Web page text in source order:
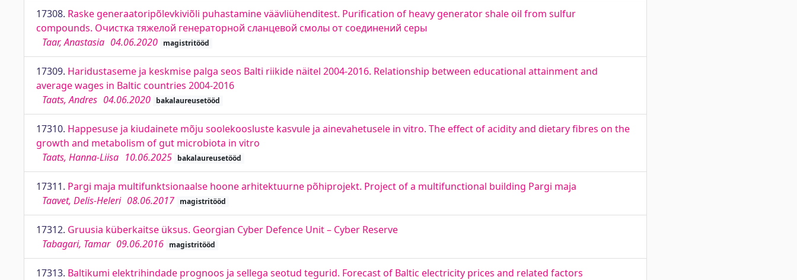
17308. Raske generaatoripõlevkiviõli puhastamine väävliühenditest. Purification of heavy generator shale oil from sulfur
compounds. Очистка тяжелой генераторной сланцевой смолы от соединений серы
Taar, Anastasia 04.06.2020 magistritööd
17309. Haridustaseme ja keskmise palga seos Balti riikide näitel 2004-2016. Relationship between educational attainment and
average wages in Baltic countries 2004-2016
Taats, Andres 04.06.2020 bakalaureusetööd
17310. Happesuse ja kiudainete mõju soolekoosluste kasvule ja ainevahetusele in vitro. The effect of acidity and dietary fibres on the
growth and metabolism of gut microbiota in vitro
Taats, Hanna-Liisa 10.06.2025 bakalaureusetööd
17311. Pargi maja multifunktsionaalse hoone arhitektuurne põhiprojekt. Project of a multifunctional building Pargi maja
Taavet, Delis-Heleri 08.06.2017 magistritööd
17312. Gruusia küberkaitse üksus. Georgian Cyber Defence Unit – Cyber Reserve
Tabagari, Tamar 09.06.2016 magistritööd
17313. Baltikumi elektrihindade prognoos ja sellega seotud tegurid. Forecast of Baltic electricity prices and related factors